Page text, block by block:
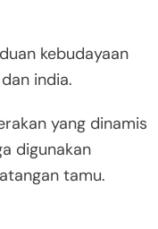
kebudayaan
india.
yang dinamis
digunakan
tamu.